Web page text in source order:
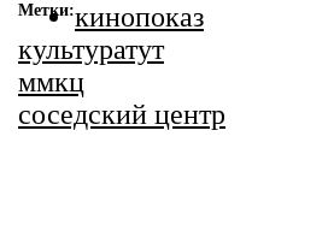
Метки:кинопоказ
культуратут
ммкц
соседский центр